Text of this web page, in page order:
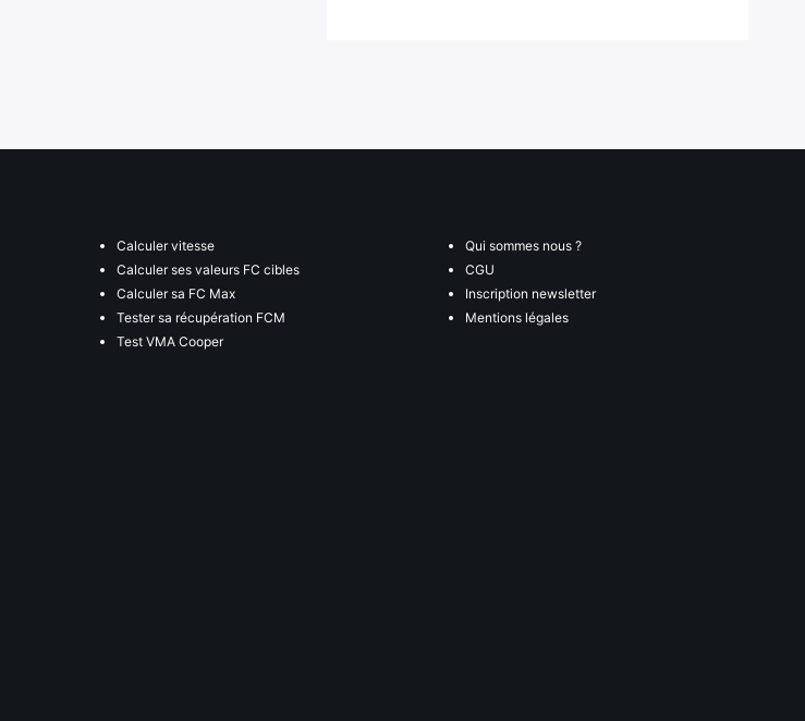
Calculer vitesse
Calculer ses valeurs FC cibles
Calculer sa FC Max
Tester sa récupération FCM
Test VMA Cooper
Qui sommes nous ?
CGU
Inscription newsletter
Mentions légales